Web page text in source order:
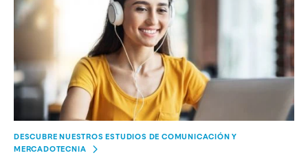
DESCUBRE NUESTROS ESTUDIOS DE COMUNICACIÓN Y
MERCADOTECNIA